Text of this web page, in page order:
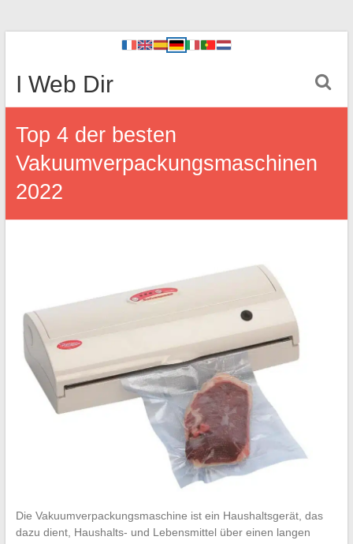
I Web Dir
Top 4 der besten
Vakuumverpackungsmaschinen
2022
Die Vakuumverpackungsmaschine ist ein Haushaltsgerät, das
dazu dient, Haushalts- und Lebensmittel über einen langen